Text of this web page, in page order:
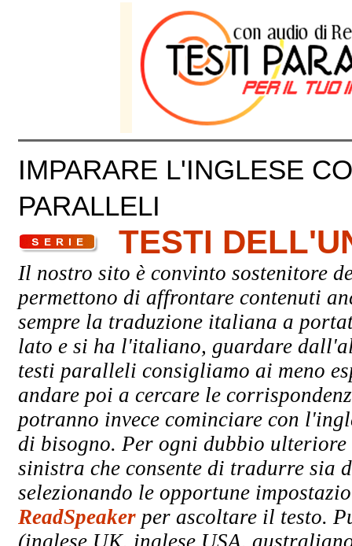
IMPARARE L'INGLESE
PARALLELI
TESTI
Il nostro sito è convinto sostenitore
permettono di affrontare contenuti
sempre la traduzione italiana a
lato e si ha l'italiano, guardare
testi paralleli consigliamo ai meno
andare poi a cercare le
potranno invece cominciare con
di bisogno. Per ogni dubbio
sinistra che consente di tradurre
selezionando le opportune
ReadSpeaker per ascoltare il testo.
(inglese UK, inglese USA,